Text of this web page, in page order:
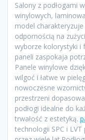
Salony z podłogami
winylowych,
model
odpornością na
wyborze kolorystyki i
paneli zaspokaja
Panele winylowe
wilgoć i łatwe w
nowoczesne
przestrzeni
podłogi idealne do
trwałość z estetyką.
technologii SPC i